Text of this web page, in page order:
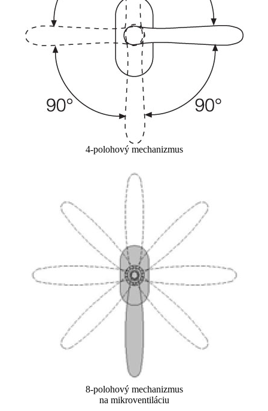
4-polohový mechanizmus
8-polohový mechanizmus
na mikroventiláciu